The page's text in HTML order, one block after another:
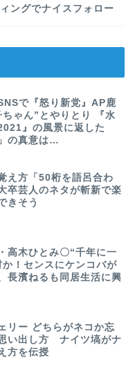
ングでナイスフォロー
で『怒り新党』AP鹿
ちゃん”とやりとり 『水
』の風景に返した
の真意は…
え方「50桁を語呂合わ
卒芸人のネタが斬新で楽
きそう
高木ひとみ〇“千年に一
か！センスにケンコバが
長濱ねるも同居生活に興
リー どちらがネコか忘
い出し方 ナイツ塙がナ
方を伝授